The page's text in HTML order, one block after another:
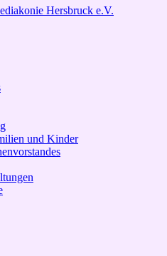
Hersbruck e.V.
und Kinder